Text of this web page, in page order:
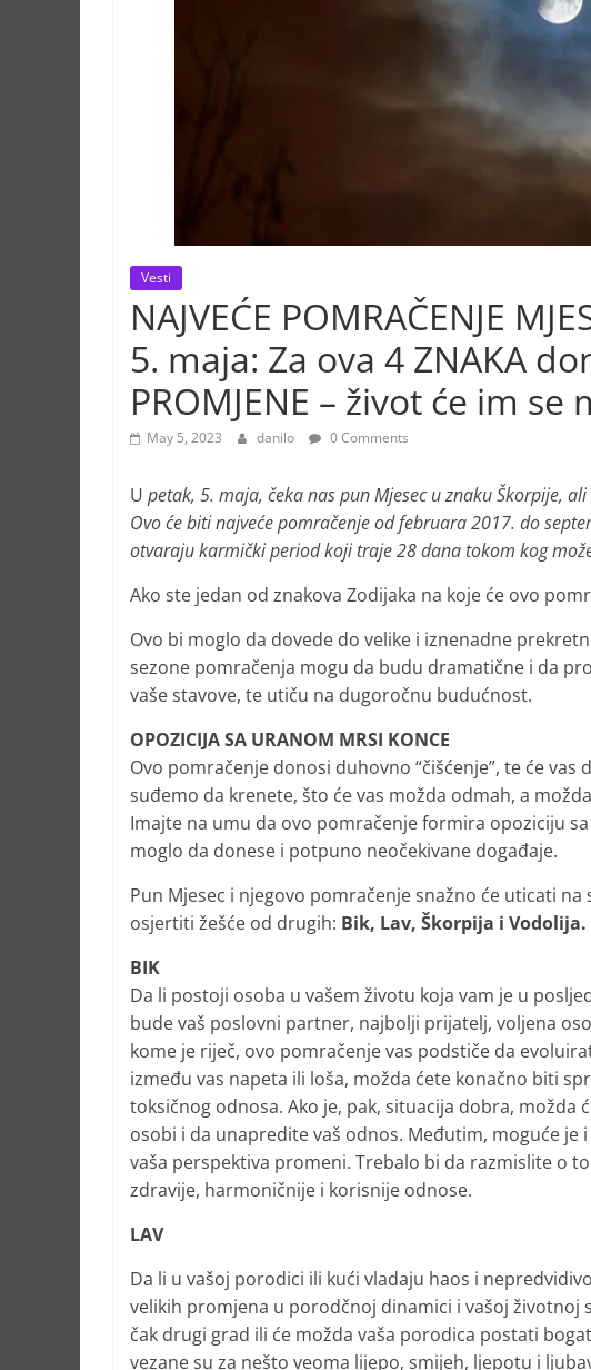
Vesti
NAJVEĆE POMRAČENJE
5. maja: Za ova 4 ZNAKA
PROMJENE – život će im
May 5, 2023 danilo 0 Comments
U petak, 5. maja, čeka nas pun Mjesec u znaku Škorpije,
Ovo će biti najveće pomračenje od februara 2017. do
otvaraju karmički period koji traje 28 dana tokom kog
Ako ste jedan od znakova Zodijaka na koje će ovo
Ovo bi moglo da dovede do velike i iznenadne
sezone pomračenja mogu da budu dramatične i da
vaše stavove, te utiču na dugoročnu budućnost.
OPOZICIJA SA URANOM MRSI KONCE
Ovo pomračenje donosi duhovno “čišćenje”, te će
suđemo da krenete, što će vas možda odmah, a
Imajte na umu da ovo pomračenje formira opoziciju
moglo da donese i potpuno neočekivane događaje.
Pun Mjesec i njegovo pomračenje snažno će uticati
osjertiti žešće od drugih: Bik, Lav, Škorpija i Vodolija.
BIK
Da li postoji osoba u vašem životu koja vam je u
bude vaš poslovni partner, najbolji prijatelj, voljena
kome je riječ, ovo pomračenje vas podstiče da
između vas napeta ili loša, možda ćete konačno biti
toksičnog odnosa. Ako je, pak, situacija dobra,
osobi i da unapredite vaš odnos. Međutim, moguće
vaša perspektiva promeni. Trebalo bi da razmislite o
zdravije, harmoničnije i korisnije odnose.
LAV
Da li u vašoj porodici ili kući vladaju haos i
velikih promjena u porodčnoj dinamici i vašoj životnoj
čak drugi grad ili će možda vaša porodica postati
vezane su za nešto veoma lijepo, smijeh, ljepotu i